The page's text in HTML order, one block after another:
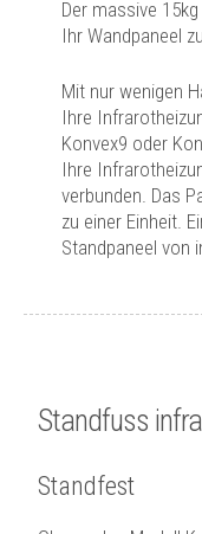
Der massive
Ihr Wandpaneel
Mit nur wenigen
Ihre
Konvex9 oder
Ihre
verbunden. Das
zu einer Einheit.
Standpaneel von
Standfuss
Standfest